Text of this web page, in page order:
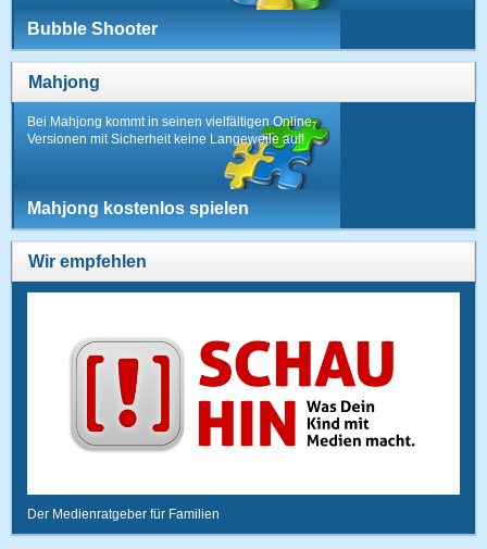
Bubble Shooter
Mahjong
Bei Mahjong kommt in seinen vielfältigen Online-
Versionen mit Sicherheit keine Langeweile auf!
Mahjong kostenlos spielen
Wir empfehlen
Der Medienratgeber für Familien